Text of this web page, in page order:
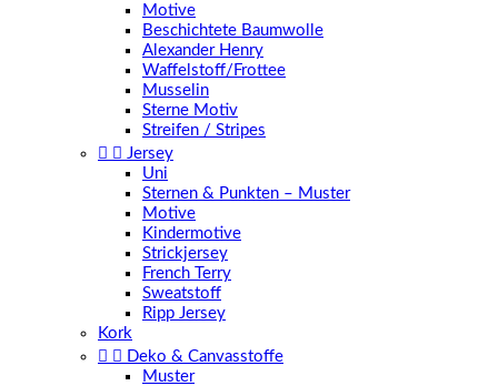
Motive
Beschichtete Baumwolle
Alexander Henry
Waffelstoff/Frottee
Musselin
Sterne Motiv
Streifen / Stripes
  Jersey
Uni
Sternen & Punkten – Muster
Motive
Kindermotive
Strickjersey
French Terry
Sweatstoff
Ripp Jersey
Kork
  Deko & Canvasstoffe
Muster